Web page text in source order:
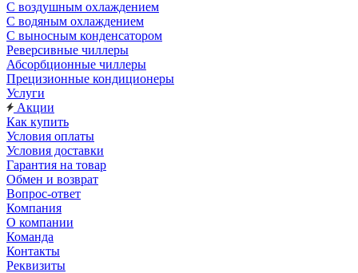
С воздушным охлаждением
С водяным охлаждением
С выносным конденсатором
Реверсивные чиллеры
Абсорбционные чиллеры
Прецизионные кондиционеры
Услуги
Акции
Как купить
Условия оплаты
Условия доставки
Гарантия на товар
Обмен и возврат
Вопрос-ответ
Компания
О компании
Команда
Контакты
Реквизиты